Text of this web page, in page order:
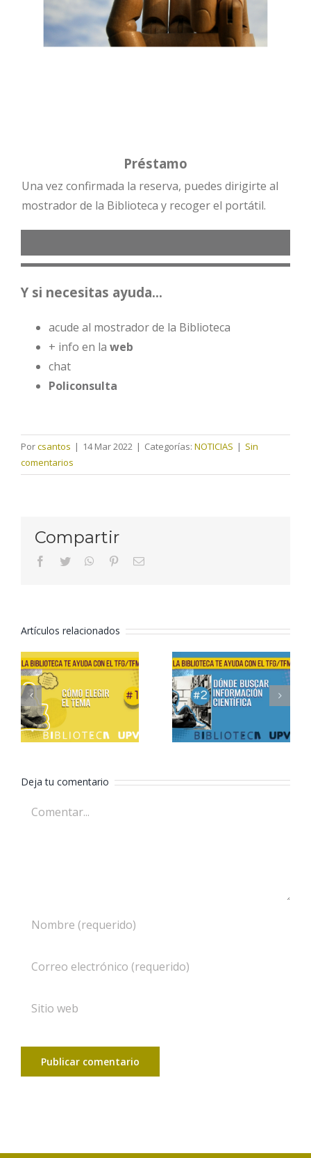
Préstamo
Una vez confirmada la reserva, puedes dirigirte al
mostrador de la Biblioteca y recoger el portátil.
Y si necesitas ayuda…
acude al mostrador de la Biblioteca
+ info en la web
chat
Policonsulta
Porcsantos | 14 Mar 2022 | Categorías: NOTICIAS | Sin
comentarios
Compartir
facebooktwitter whatsapppinterestCorreo
Artículos relacionados
Formación
TFG/TFM –
1. Cómo
elegir el
tema
TFG/TFM –
2. Dónde
buscar
información
Deja tu comentario
Comentar